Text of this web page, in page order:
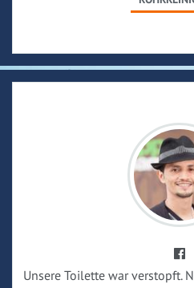
Unsere Toilette war verstopft.